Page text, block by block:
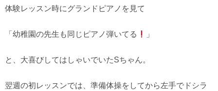
体験レッスン時にグランドピアノを見て
「幼稚園の先生も同じピアノ弾いてる 」
と、大喜びしてはしゃいでいたSちゃん。
翌週の初レッスンでは、準備体操をしてから左手でドシラ